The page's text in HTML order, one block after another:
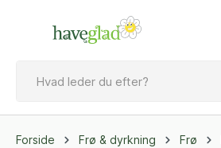
Forside Frø & dyrkning Frø